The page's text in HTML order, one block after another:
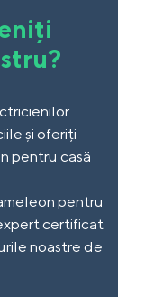
și oferiți
pentru casă
pentru
certificat
noastre de